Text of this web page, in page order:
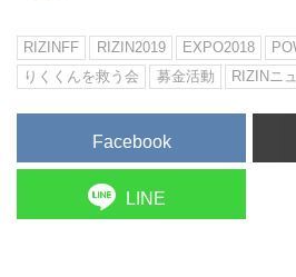
RIZINFF RIZIN2019 EXPO2018
りくくんを救う会
募金活動 RIZINニ
Facebook
LINE